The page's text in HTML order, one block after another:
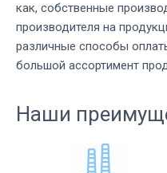
как, собственные
производителя на
различные способы
большой ассортимент
Наши